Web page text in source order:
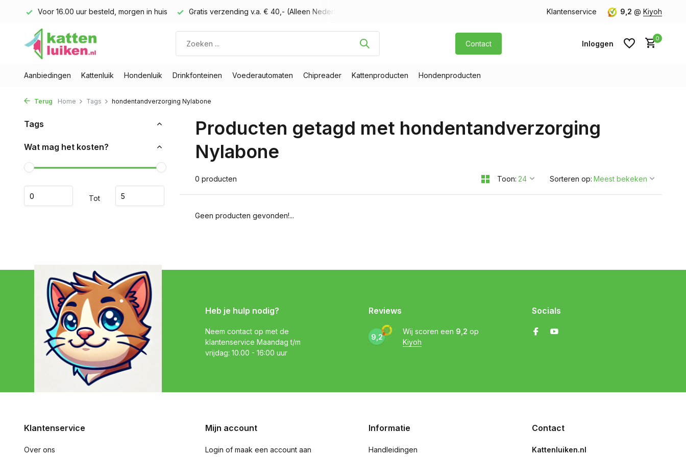
Voor 16.00 uur besteld, morgen in huis Gratis verzending v.a. € 40,- (Alleen Nederland) Gratis verzending v.a. € 40,- (Alleen Nederland)
Klantenservice 9,2 @ Kiyoh
Contact Inloggen
Account aanmaken
0
Aanbiedingen Kattenluik Hondenluik Drinkfonteinen Voederautomaten Chipreader Kattenproducten Hondenproducten
Terug Home Tags hondentandverzorging Nylabone
Tags
Wat mag het kosten?
Tot
Producten getagd met hondentandverzorging
Nylabone
0 producten Toon: Sorteren op:
Geen producten gevonden!...
Heb je hulp nodig?
Neem contact op met de
klantenservice Maandag t/m
vrijdag: 10.00 - 16:00 uur
Reviews
9,2
Wij scoren een 9,2 op
Kiyoh
Socials
Klantenservice
Over ons
Mijn account
Login of maak een account aan
Informatie
Handleidingen
Contact
Kattenluiken.nl